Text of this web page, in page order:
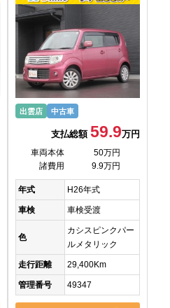
出雲店 中古車
支払総額59.9万円
車両本体
50万円
諸費用
9.9万円
年式 H26年式
車検 車検受渡
色
カシスピンクパー
ルメタリック
走行距離 29,400Km
管理番号 49347